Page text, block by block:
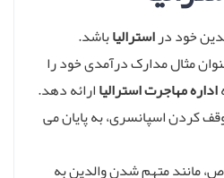
خود دراسترالیاباشد.
مثال مدارک درآمدی خود را
اداره مهاجرت استرالیاارائه دهد.
کردن اسپانسری، به پایان می
مانند متهم شدن والدین به